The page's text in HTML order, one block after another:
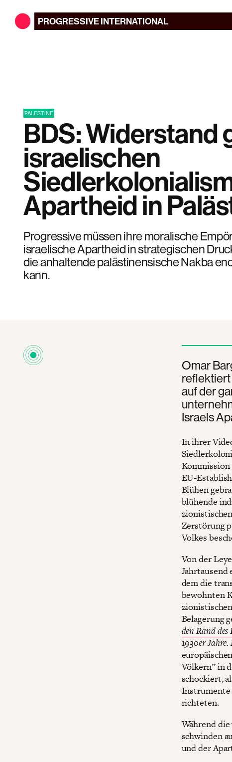
PROGRESSIVEINTERNATIONAL
PALESTINE
BDS: Widerstand
israelischen
Apartheid in
Progressive müssen ihre moralische
israelische Apartheid in strategischen
die anhaltende palästinensische Nakba
kann.
Omar
reflektiert
auf der
Israels
In ihrer
Kommission
EU-
Blühen
blühende
Zerstörung
Volkes
Von der
Jahrtausend
dem die
bewohnten
Belagerung
den Rand
1930er
Völkern” in
schockiert,
Instrumente
richteten.
Während
schwinden
und der